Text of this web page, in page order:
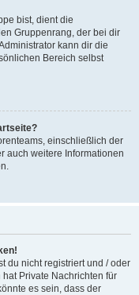
bist, dient die
Gruppenrang, der bei dir
kann dir die
Bereich selbst
einschließlich der
auch weitere Informationen
du nicht registriert und / oder
Private Nachrichten für
es sein, dass der